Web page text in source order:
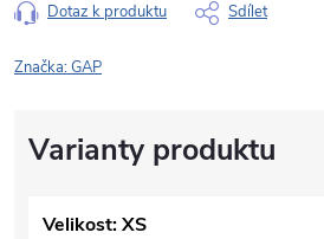
Dotaz k produktu Sdílet
Značka:GAP
Velikost: XS